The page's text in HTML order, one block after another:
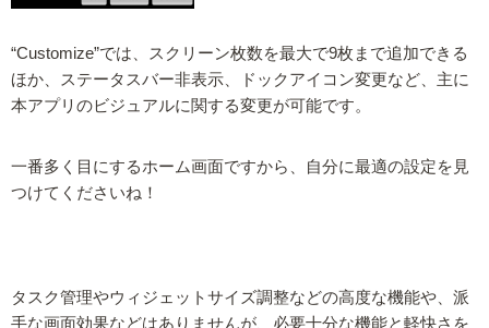
“Customize”では、スクリーン枚数を最大で9枚まで追加できる
ほか、ステータスバー非表示、ドックアイコン変更など、主に
本アプリのビジュアルに関する変更が可能です。
一番多く目にするホーム画面ですから、自分に最適の設定を見
つけてくださいね！
タスク管理やウィジェットサイズ調整などの高度な機能や、派
手な画面効果などはありませんが、必要十分な機能と軽快さを